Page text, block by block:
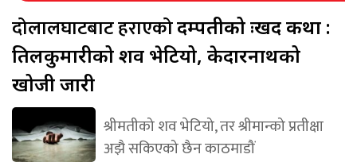
दोलालघाटबाट हराएकोदम्पतीको दुःखद कथा :
तिलकुमारीको शव भेटियो, केदारनाथको
खोजी जारी
श्रीमतीको शव भेटियो, तर श्रीमान्को प्रतीक्षा
अझै सकिएको छैन काठमाडौं